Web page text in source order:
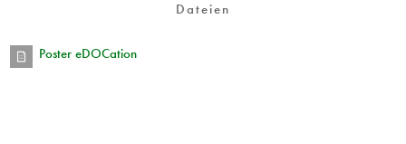
Dateien
Poster eDOCation